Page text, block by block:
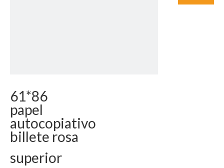
61*86
papel
autocopiativo
billete rosa
superior